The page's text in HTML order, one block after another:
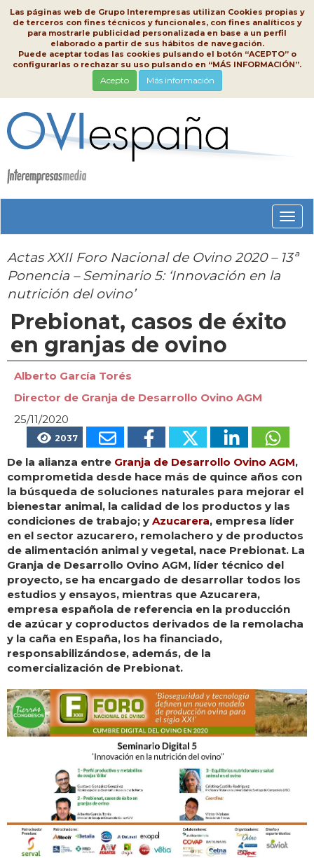
Las páginas web de Grupo Interempresas utilizan Cookies propias y
de terceros con fines técnicos y funcionales, con fines analíticos y
para mostrarle publicidad personalizada en base a un perfil
elaborado a partir de sus hábitos de navegación.
Puede aceptar todas las cookies pulsando el botón “ACEPTO” o
configurarlas o rechazar su uso pulsando en “MÁS INFORMACIÓN”.
Acepto Más información
Actas XXII Foro Nacional de Ovino 2020 – 13ª
Ponencia – Seminario 5: ‘Innovación en la
nutrición del ovino’
Prebionat, casos de éxito
en granjas de ovino
Alberto García Torés
Director de Granja de Desarrollo Ovino AGM
25/11/2020
2037
De la alianza entre Granja de Desarrollo Ovino AGM,
comprometida desde hace más de quince años con
la búsqueda de soluciones naturales para mejorar el
bienestar animal, la calidad de los productos y las
condiciones de trabajo; y Azucarera, empresa líder
en el sector azucarero, remolachero y de productos
de alimentación animal y vegetal, nace Prebionat. La
Granja de Desarrollo Ovino AGM, líder técnico del
proyecto, se ha encargado de desarrollar todos los
estudios y ensayos, mientras que Azucarera,
empresa española de referencia en la producción
de azúcar y coproductos derivados de la remolacha
y la caña en España, los ha financiado,
responsabilizándose, además, de la
comercialización de Prebionat.